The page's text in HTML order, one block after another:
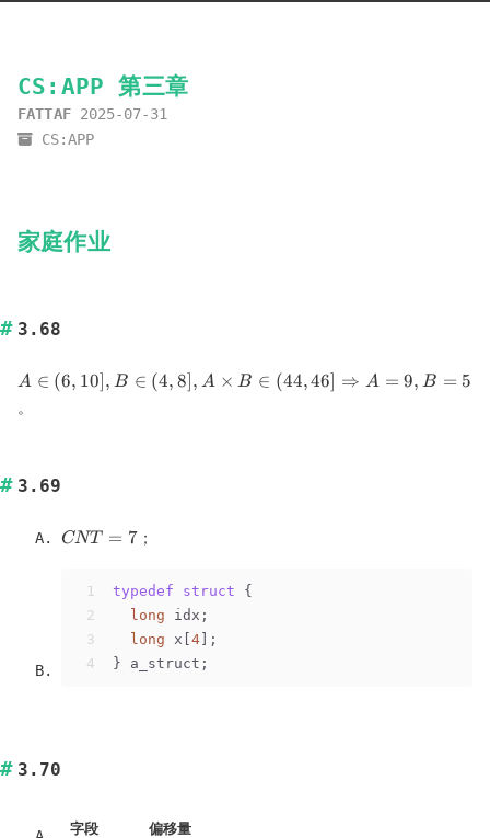
CS:APP 第三章
FATTAF 2025-07-31
CS:APP
家庭作业
3.68
A\in(6,10],B\in(4,8],A\times
A ∈ (6, 10 , B ∈ (4, 8 , A × B ∈ (44,46 ⇒ A = 9, B = 5
。
3.69
CNT=7
CNT = 7；
1
2
3
4
typedef struct {
long idx;
long x[ 4 ];
} a_struct;
3.70
字段 偏移量